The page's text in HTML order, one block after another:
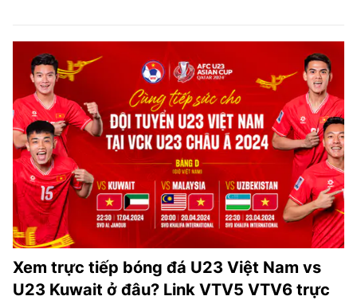
Xem trực tiếp bóng đá U23 Việt Nam vs
U23 Kuwait ở đâu? Link VTV5 VTV6 trực